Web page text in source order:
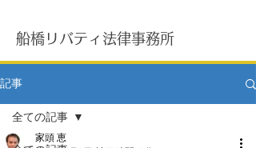
船橋リバティ法律事務所
記事
全ての記事
家頭 恵